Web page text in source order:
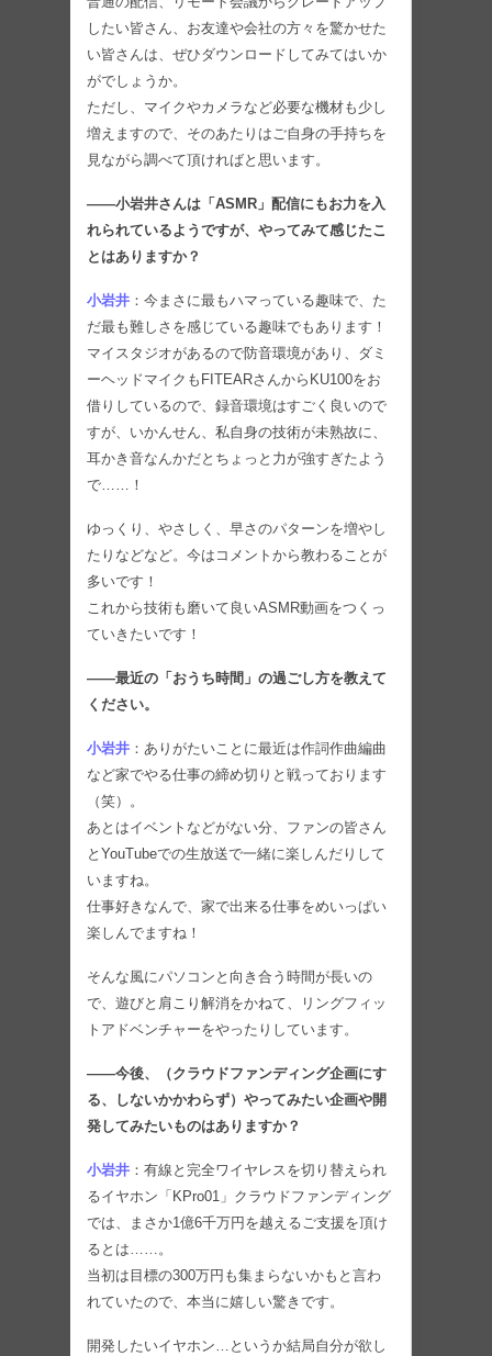
したい皆さん、お友達や会社の方々を驚かせた
い皆さんは、ぜひダウンロードしてみてはいか
がでしょうか。
ただし、マイクやカメラなど必要な機材も少し
増えますので、そのあたりはご自身の手持ちを
見ながら調べて頂ければと思います。
――小岩井さんは「ASMR」配信にもお力を入
れられているようですが、やってみて感じたこ
とはありますか？
小岩井 ：今まさに最もハマっている趣味で、た
だ最も難しさを感じている趣味でもあります！
マイスタジオがあるので防音環境があり、ダミ
ーヘッドマイクもFITEARさんからKU100をお
借りしているので、録音環境はすごく良いので
すが、いかんせん、私自身の技術が未熟故に、
耳かき音なんかだとちょっと力が強すぎたよう
で……！
ゆっくり、やさしく、早さのパターンを増やし
たりなどなど。今はコメントから教わることが
多いです！
これから技術も磨いて良いASMR動画をつくっ
ていきたいです！
――最近の「おうち時間」の過ごし方を教えて
ください。
小岩井 ：ありがたいことに最近は作詞作曲編曲
など家でやる仕事の締め切りと戦っております
（笑）。
あとはイベントなどがない分、ファンの皆さん
とYouTubeでの生放送で一緒に楽しんだりして
いますね。
仕事好きなんで、家で出来る仕事をめいっぱい
楽しんでますね！
そんな風にパソコンと向き合う時間が長いの
で、遊びと肩こり解消をかねて、リングフィッ
トアドベンチャーをやったりしています。
――今後、（クラウドファンディング企画にす
る、しないかかわらず）やってみたい企画や開
発してみたいものはありますか？
小岩井 ：有線と完全ワイヤレスを切り替えられ
るイヤホン「KPro01」クラウドファンディング
では、まさか1億6千万円を越えるご支援を頂け
るとは……。
当初は目標の300万円も集まらないかもと言わ
れていたので、本当に嬉しい驚きです。
開発したいイヤホン…というか結局自分が欲し